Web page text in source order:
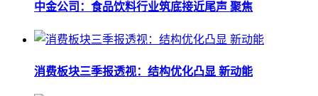
中金公司：食品饮料行业筑底接近尾声 聚焦
消费板块三季报透视：结构优化凸显 新动能